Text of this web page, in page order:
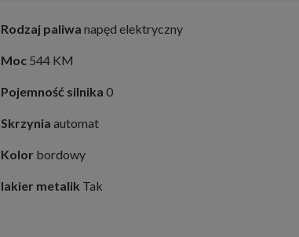
Rodzaj paliwa napęd elektryczny
Moc 544 KM
Pojemność silnika 0
Skrzynia automat
Kolor bordowy
lakier metalik Tak